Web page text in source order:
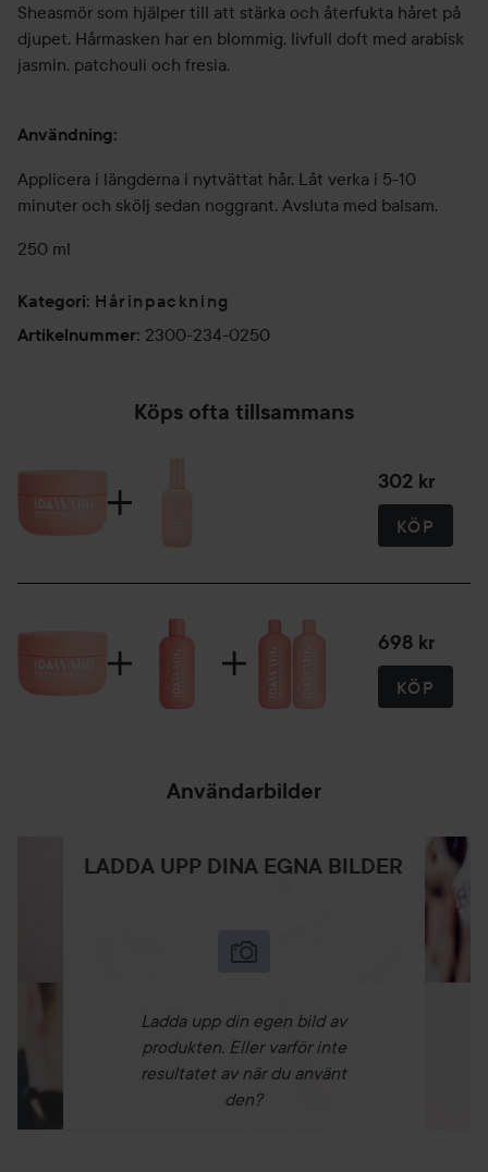
Sheasmör som hjälper till att stärka och återfukta håret på
djupet. Hårmasken har en blommig, livfull doft med arabisk
jasmin, patchouli och fresia.
Användning:
Applicera i längderna i nytvättat hår. Låt verka i 5-10
minuter och skölj sedan noggrant. Avsluta med balsam.
250 ml
Kategori: Hårinpackning
Artikelnummer: 2300-234-0250
Köps ofta tillsammans
302 kr
KÖP
698 kr
KÖP
Användarbilder
LADDA UPP DINA EGNA BILDER
Ladda upp din egen bild av
produkten. Eller varför inte
resultatet av när du använt
den?